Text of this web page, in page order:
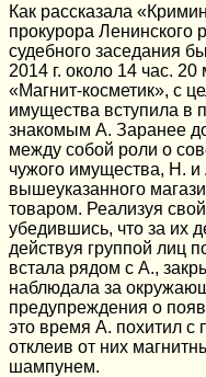
Как рассказала
прокурора
судебного заседания
2014 г. около 14 час.
«Магнит-косметик», с
имущества вступила в
знакомым А. Заранее
между собой роли о
чужого имущества, Н.
вышеуказанного
товаром. Реализуя
убедившись, что за их
действуя группой лиц
встала рядом с А.,
наблюдала за
предупреждения о
это время А. похитил с
отклеив от них
шампунем.